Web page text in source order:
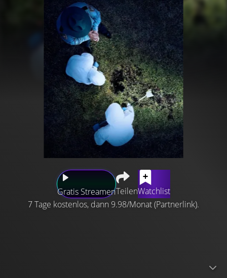
Gratis StreamenTeilenWatchlist
7 Tage kostenlos, dann 9.98/Monat (Partnerlink).
Tonaufnahmen des Notrufs sowie Interviews mit den